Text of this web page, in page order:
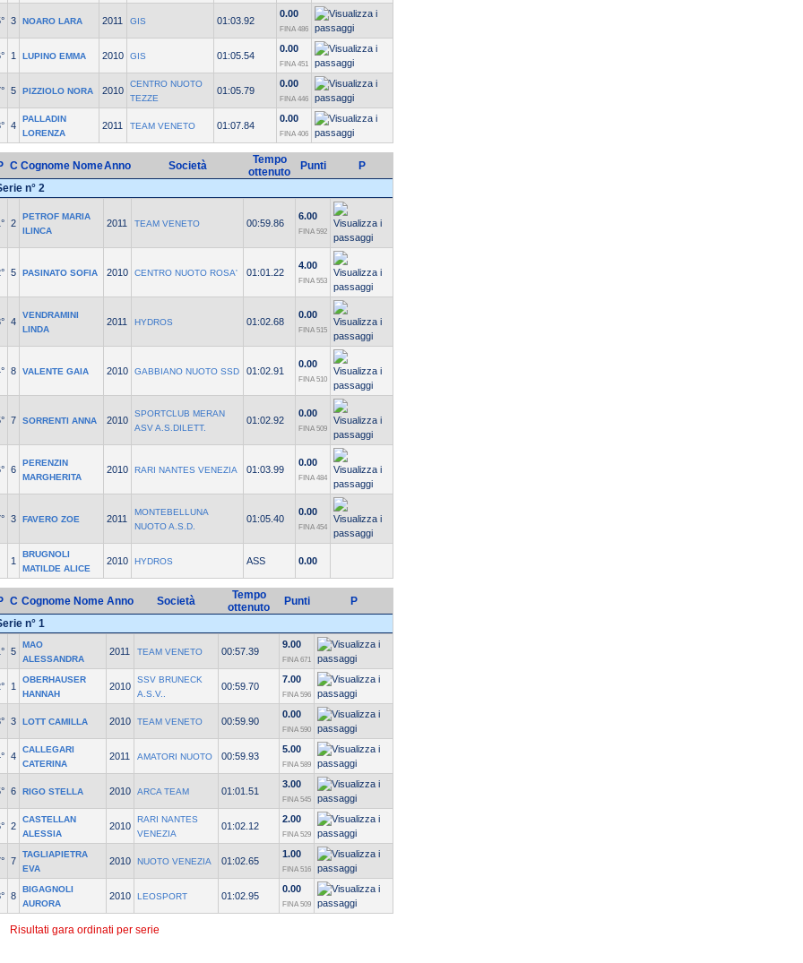
3 NOARO LARA 2011 GIS 01:03.92
0.00
FINA 486
1 LUPINO EMMA 2010 GIS 01:05.54
0.00
FINA 451
5 PIZZIOLO NORA 2010
CENTRO NUOTO
TEZZE
01:05.79
0.00
FINA 446
4
PALLADIN
LORENZA
2011 TEAM VENETO 01:07.84
0.00
FINA 406
C Cognome NomeAnno Società
Tempo
ottenuto
Punti
P
n° 2
2
PETROF MARIA
ILINCA
2011 TEAM VENETO 00:59.86
6.00
FINA 592
5 PASINATO SOFIA 2010 CENTRO NUOTO ROSA' 01:01.22
4.00
FINA 553
4
VENDRAMINI
LINDA
2011 HYDROS 01:02.68
0.00
FINA 515
8 VALENTE GAIA 2010 GABBIANO NUOTO SSD 01:02.91
0.00
FINA 510
7 SORRENTI ANNA 2010
SPORTCLUB MERAN
ASV A.S.DILETT.
01:02.92
0.00
FINA 509
6
PERENZIN
MARGHERITA
2010 RARI NANTES VENEZIA 01:03.99
0.00
FINA 484
3 FAVERO ZOE 2011
MONTEBELLUNA
NUOTO A.S.D.
01:05.40
0.00
FINA 454
1
BRUGNOLI
MATILDE ALICE
2010 HYDROS ASS 0.00
C Cognome Nome Anno Società
Tempo
ottenuto
Punti
P
n° 1
5
MAO
ALESSANDRA
2011 TEAM VENETO 00:57.39
9.00
FINA 671
1
OBERHAUSER
HANNAH
2010
SSV BRUNECK
A.S.V..
00:59.70
7.00
FINA 596
3 LOTT CAMILLA 2010 TEAM VENETO 00:59.90
0.00
FINA 590
4
CALLEGARI
CATERINA
2011 AMATORI NUOTO 00:59.93
5.00
FINA 589
6 RIGO STELLA 2010 ARCA TEAM 01:01.51
3.00
FINA 545
2
CASTELLAN
ALESSIA
2010
RARI NANTES
VENEZIA
01:02.12
2.00
FINA 529
7
TAGLIAPIETRA
EVA
2010 NUOTO VENEZIA 01:02.65
1.00
FINA 516
8
BIGAGNOLI
AURORA
2010 LEOSPORT 01:02.95
0.00
FINA 509
Risultati gara ordinati per serie